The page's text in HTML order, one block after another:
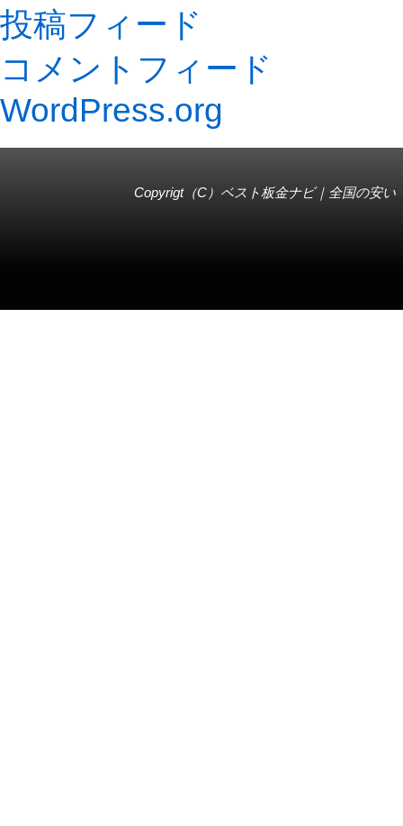
投稿フィード
コメントフィード
WordPress.org
Copyrigt（C） ベスト板金ナビ｜全国の安い